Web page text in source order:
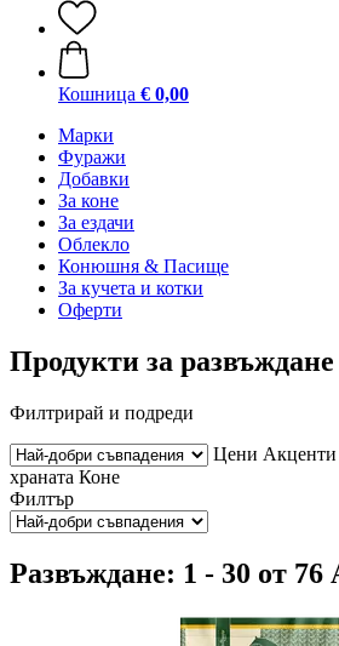
Кошница € 0,00
Марки
Фуражи
Добавки
За коне
За ездачи
Облекло
Конюшня & Пасище
За кучета и котки
Оферти
Продукти за
Филтрирай и подреди
Цени Акценти
храната Коне
Филтър
Развъждане: 1 - 30 от 76